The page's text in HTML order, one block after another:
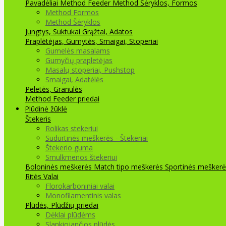
Pavadėliai Method Feeder Method Šėryklos, Formos
Method Formos
Method Šėryklos
Jungtys, Suktukai Grąžtai, Adatos
Praplėtėjas, Gumytės, Smaigai, Stoperiai
Gumelės masalams
Gumyčių prapletėjas
Masalų stoperiai, Pushstop
Smaigai, Adatėlės
Peletės, Granulės
Method Feeder priedai
Plūdinė žūklė
Štekeris
Rolikas stekeriui
Sudurtinės meškerės - Štekeriai
Štekerio guma
Smulkmenos štekeriui
Boloninės meškerės Match tipo meškerės Sportinės
Ritės Valai
Florokarboniniai valai
Monofilamentinis valas
Plūdės, Plūdžių priedai
Dėklai plūdėms
Slankiojančios plūdės